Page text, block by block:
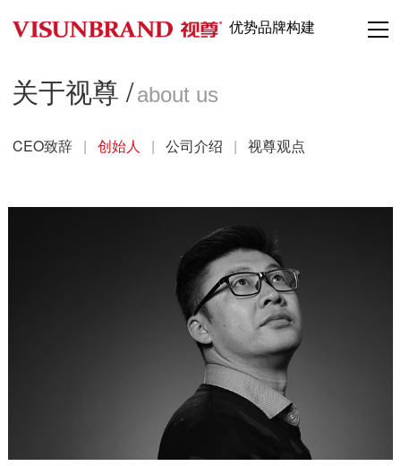
优势品牌构建
关于视尊 /about us
CEO致辞 | 创始人 | 公司介绍 | 视尊观点